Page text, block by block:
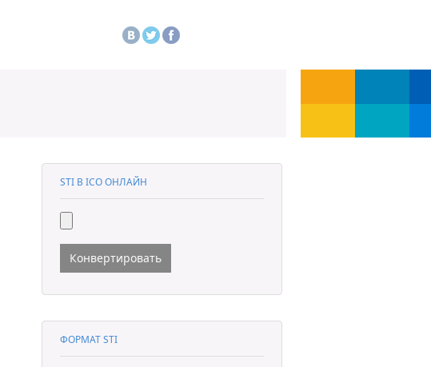
STI В ICO ОНЛАЙН
Конвертировать
ФОРМАТ STI